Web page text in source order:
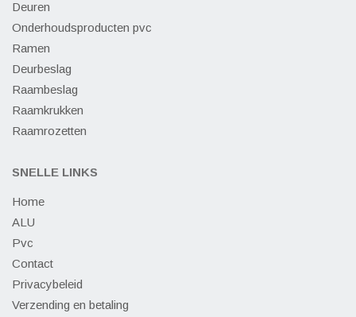
Deuren
Onderhoudsproducten pvc
Ramen
Deurbeslag
Raambeslag
Raamkrukken
Raamrozetten
SNELLE LINKS
Home
ALU
Pvc
Contact
Privacybeleid
Verzending en betaling